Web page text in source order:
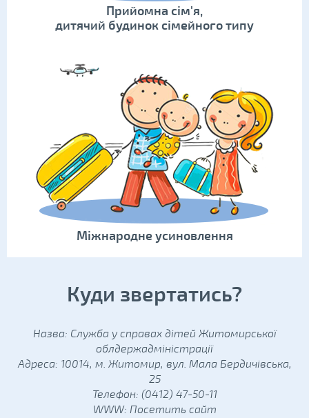
Прийомна сім'я,
дитячий будинок сімейного типу
Міжнародне усиновлення
Куди звертатись?
Назва: Служба у справах дітей Житомирської
облдержадміністрації
Адреса: 10014, м. Житомир, вул. Мала Бердичівська,
25
Телефон: (0412) 47-50-11
WWW: Посетить сайт